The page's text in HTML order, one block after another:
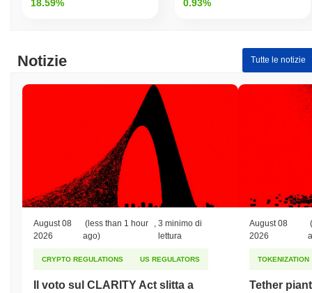
Come si sta comportando Whey Token rispetto al
mercato crypto più ampio?
Negli ultimi 7 giorni, Whey Token ha guadagnato 0.00%
sottoperformando il mercato crypto complessivo che ha registrato
. Ciò indica un ritardo temporaneo
nell'azione del prezzo di WHEY rispetto allo slancio del mercato
18.59% 0.93%
Notizie Tutte le notizie
August 08
2026
(less than 1 hour
ago)
3 minimo di
lettura
CRYPTO REGULATIONS US REGULATORS
Il voto sul CLARITY Act slitta a
August 08
2026
TOKENIZATION
Tether